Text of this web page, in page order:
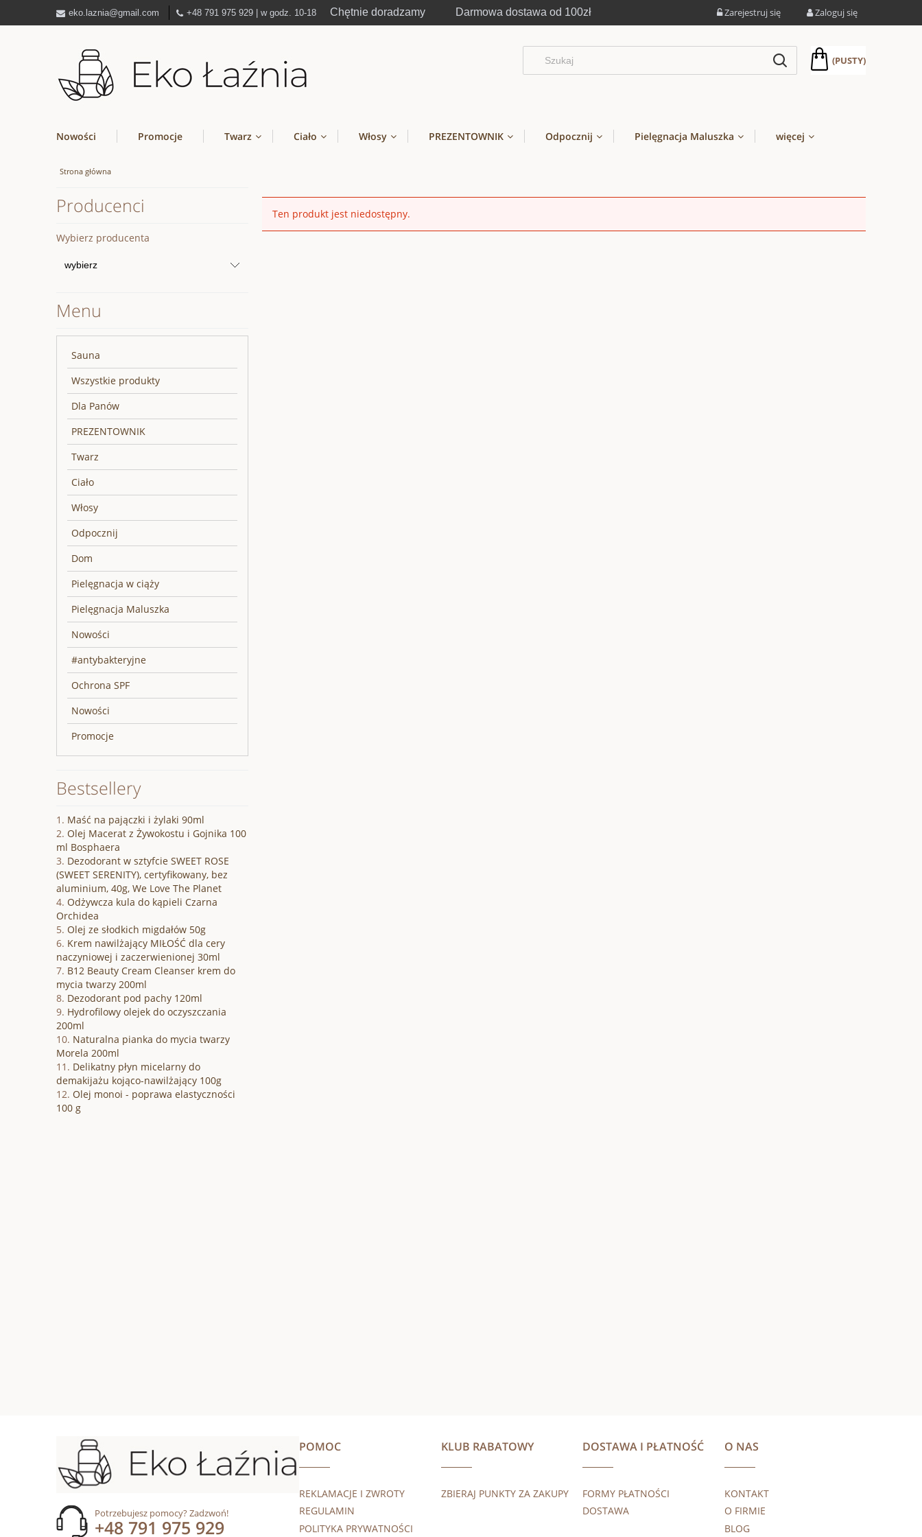
eko.laznia@gmail.com +48 791 975 929 | w godz. 10-18 Chętnie doradzamy Darmowa dostawa od 100zł Zarejestruj się Zaloguj się
(PUSTY)
Nowości Promocje Twarz Ciało Włosy PREZENTOWNIK Odpocznij Pielęgnacja Maluszka więcej
Strona główna
Producenci
Wybierz producenta
Menu
Sauna
Wszystkie produkty
Dla Panów
PREZENTOWNIK
Twarz
Ciało
Włosy
Odpocznij
Dom
Pielęgnacja w ciąży
Pielęgnacja Maluszka
Nowości
#antybakteryjne
Ochrona SPF
Nowości
Promocje
Bestsellery
Maść na pajączki i żylaki 90ml
Olej Macerat z Żywokostu i Gojnika 100
ml Bosphaera
Dezodorant w sztyfcie SWEET ROSE
(SWEET SERENITY), certyfikowany, bez
aluminium, 40g, We Love The Planet
Odżywcza kula do kąpieli Czarna
Orchidea
Olej ze słodkich migdałów 50g
Krem nawilżający MIŁOŚĆ dla cery
naczyniowej i zaczerwienionej 30ml
B12 Beauty Cream Cleanser krem do
mycia twarzy 200ml
Dezodorant pod pachy 120ml
Hydrofilowy olejek do oczyszczania
200ml
Naturalna pianka do mycia twarzy
Morela 200ml
Delikatny płyn micelarny do
demakijażu kojąco-nawilżający 100g
Olej monoi - poprawa elastyczności
100 g
Ten produkt jest niedostępny.
Potrzebujesz pomocy? Zadzwoń!
+48 791 975 929
POMOC
REKLAMACJE I ZWROTY
REGULAMIN
POLITYKA PRYWATNOŚCI
KLUB RABATOWY
ZBIERAJ PUNKTY ZA ZAKUPY
DOSTAWA I PŁATNOŚĆ
FORMY PŁATNOŚCI
DOSTAWA
O NAS
KONTAKT
O FIRMIE
BLOG